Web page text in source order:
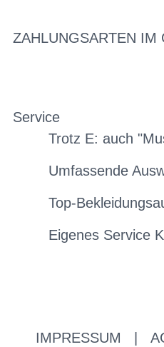
ZAHLUNGSARTEN IM
Service
Trotz E: auch
Umfassende
Top-
Eigenes Service
IMPRESSUM